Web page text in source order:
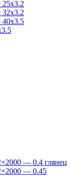
25х3.2
32х3.2
40х3.5
— 0.4 глянец
— 0.45